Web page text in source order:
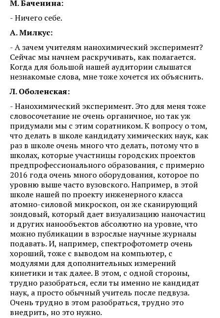
М. Баченина:
- Ничего себе.
А. Милкус:
- А зачем учителям нанохимический эксперимент?
Сейчас мы начнем раскручивать, как полагается.
Когда для большой нашей аудитории слышатся
незнакомые слова, мне тоже хочется их объяснить.
Л. Оболенская:
- Нанохимический эксперимент. Это для меня тоже
словосочетание не очень органичное, но так уж
придумали мы с этим соратником. К вопросу о том,
что делать в школе кандидату химических наук, как
раз в школе очень много что делать, потому что в
школах, которые участницы городских проектов
предпрофессионального образования, с примерно
2016 года очень много оборудования, которое по
уровню выше часто вузовского. Например, в этой
школе нашей по проекту инженерного класса
атомно-силовой микроскоп, он же сканирующий
зондовый, который дает визуализацию наночастиц
и других нанообъектов абсолютно на уровне, что
можно публикации в взрослые научные журналы
подавать. И, например, спектрофотометр очень
хороший, тоже с выводом на компьютер, с
модулями для дополнительных измерений
кинетики и так далее. В этом, с одной стороны,
трудно разобраться, если ты именно не кандидат
наук, а просто обычный учитель после педвуза.
Очень трудно в этом разобраться, трудно это
внедрить, но это нужно.